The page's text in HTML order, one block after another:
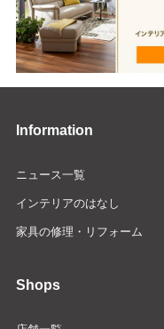
Information
ニュース一覧
インテリアのはなし
家具の修理・リフォーム
Shops